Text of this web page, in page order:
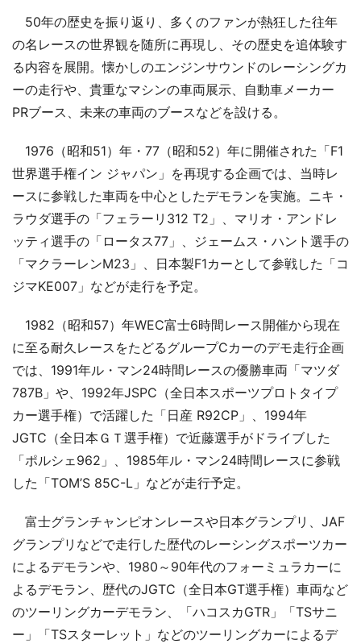
50年の歴史を振り返り、多くのファンが熱狂した往年
の名レースの世界観を随所に再現し、その歴史を追体験す
る内容を展開。懐かしのエンジンサウンドのレーシングカ
ーの走行や、貴重なマシンの車両展示、自動車メーカー
PRブース、未来の車両のブースなどを設ける。
1976（昭和51）年・77（昭和52）年に開催された「F1
世界選手権イン ジャパン」を再現する企画では、当時レ
ースに参戦した車両を中心としたデモランを実施。ニキ・
ラウダ選手の「フェラーリ312 T2」、マリオ・アンドレ
ッティ選手の「ロータス77」、ジェームス・ハント選手の
「マクラーレンM23」、日本製F1カーとして参戦した「コ
ジマKE007」などが走行を予定。
1982（昭和57）年WEC富士6時間レース開催から現在
に至る耐久レースをたどるグループCカーのデモ走行企画
では、1991年ル・マン24時間レースの優勝車両「マツダ
787B」や、1992年JSPC（全日本スポーツプロトタイプ
カー選手権）で活躍した「日産 R92CP」、1994年
JGTC（全日本ＧＴ選手権）で近藤選手がドライブした
「ポルシェ962」、1985年ル・マン24時間レースに参戦
した「TOM’S 85C-L」などが走行予定。
富士グランチャンピオンレースや日本グランプリ、JAF
グランプリなどで走行した歴代のレーシングスポーツカー
によるデモランや、1980～90年代のフォーミュラカーに
よるデモラン、歴代のJGTC（全日本GT選手権）車両など
のツーリングカーデモラン、「ハコスカGTR」「TSサニ
ー」「TSスターレット」などのツーリングカーによるデ